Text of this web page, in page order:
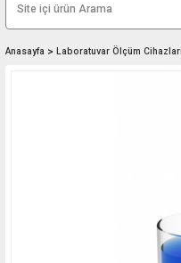
Anasayfa Laboratuvar Ölçüm Cihazları